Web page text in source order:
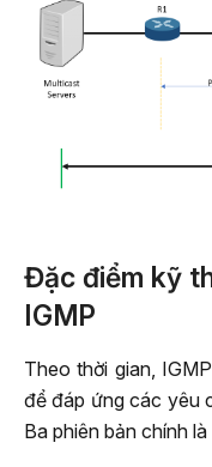
Đặc điểm kỹ
IGMP
Theo thời gian,
để đáp ứng các yêu
Ba phiên bản chính